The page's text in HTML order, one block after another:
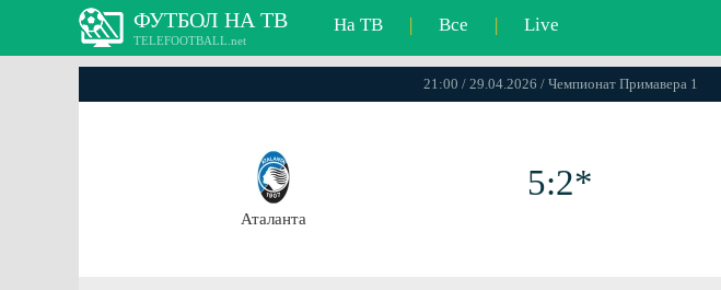
ФУТБОЛ НА ТВ
TELEFOOTBALL.net
На ТВ | Все | Live
21:00 / 29.04.2026 / Чемпионат Примавера 1
Аталанта
5:2*